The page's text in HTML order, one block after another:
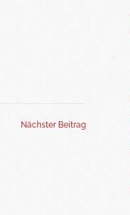
Nächster Beitrag